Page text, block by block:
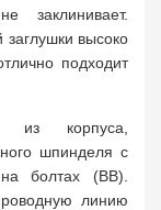
заклинивает.
высоко
подходит
из корпуса,
шпинделя с
болтах (BB).
линию